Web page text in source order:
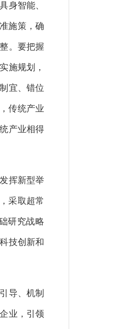
身智能、
施策，确
。要把握
施规划，
宜、错位
传统产业
产业相得
挥新型举
采取超常
研究战略
技创新和
导、机制
业，引领